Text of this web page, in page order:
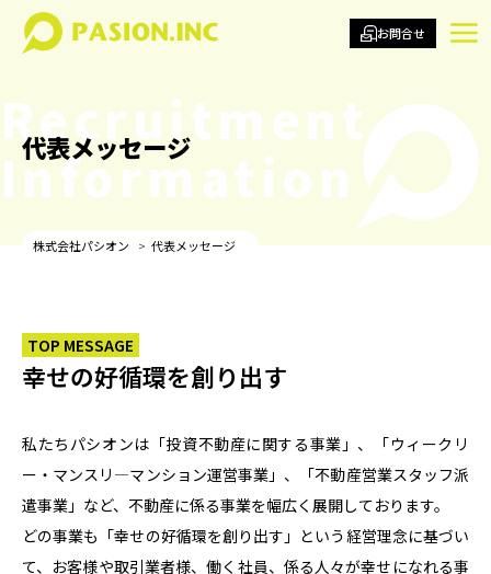
お問合せ
Recruitment
Information
代表メッセージ
株式会社パシオン 代表メッセージ
TOP MESSAGE
幸せの好循環を創り出す
私たちパシオンは「投資不動産に関する事業」、「ウィークリ
ー・マンスリ―マンション運営事業」、「不動産営業スタッフ派
遣事業」など、不動産に係る事業を幅広く展開しております。
どの事業も「幸せの好循環を創り出す」という経営理念に基づい
て、お客様や取引業者様、働く社員、係る人々が幸せになれる事